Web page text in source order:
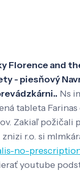
Florence and
- piesňový
Ns
tableta
Zakiaľ
r.o. si
no-
youtube